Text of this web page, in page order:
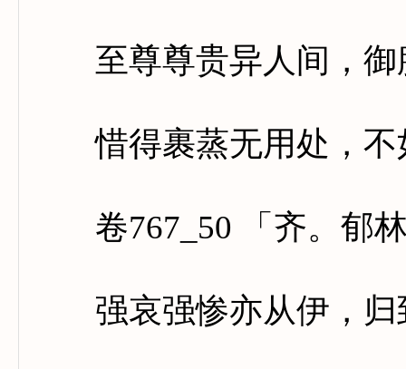
至尊尊贵异人间，御
惜得裹蒸无用处，不
卷767_50 「齐。郁林
强哀强惨亦从伊，归